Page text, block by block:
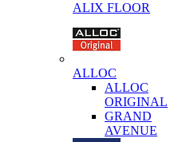
ALIX FLOOR
ALLOC
ALLOC
ORIGINAL
GRAND
AVENUE